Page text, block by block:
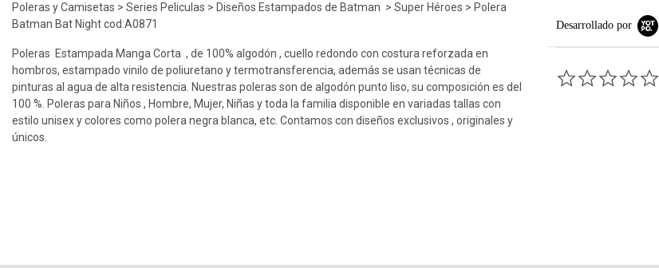
Poleras y Camisetas > Series Peliculas > Diseños Estampados de Batman > Super Héroes > Polera
Batman Bat Night cod:A0871
Poleras Estampada Manga Corta , de 100% algodón , cuello redondo con costura reforzada en
hombros, estampado vinilo de poliuretano y termotransferencia, además se usan técnicas de
pinturas al agua de alta resistencia. Nuestras poleras son de algodón punto liso, su composición es del
100 %. Poleras para Niños , Hombre, Mujer, Niñas y toda la familia disponible en variadas tallas con
estilo unisex y colores como polera negra blanca, etc. Contamos con diseños exclusivos , originales y
únicos.
Desarrollado por